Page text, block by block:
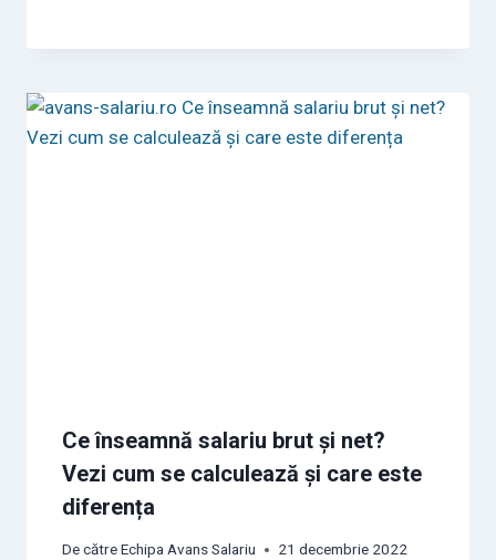
Ce înseamnă salariu brut și net?
Vezi cum se calculează și care este
diferența
De cătreEchipa Avans Salariu 21 decembrie 2022